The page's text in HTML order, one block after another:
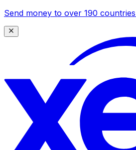
Send money to over 190